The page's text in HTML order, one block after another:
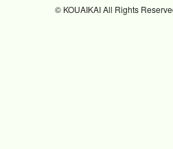
© KOUAIKAI All Rights